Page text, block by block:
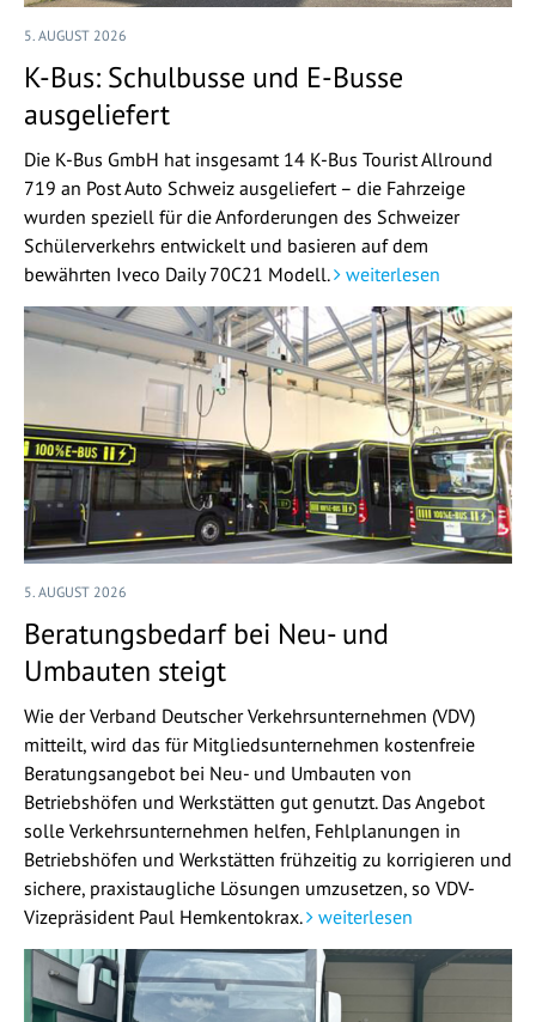
5. AUGUST 2026
K-Bus: Schulbusse und E-Busse
ausgeliefert
Die K-Bus GmbH hat insgesamt 14 K-Bus Tourist Allround
719 an Post Auto Schweiz ausgeliefert – die Fahrzeige
wurden speziell für die Anforderungen des Schweizer
Schülerverkehrs entwickelt und basieren auf dem
bewährten Iveco Daily 70C21 Modell.
weiterlesen
5. AUGUST 2026
Beratungsbedarf bei Neu- und
Umbauten steigt
Wie der Verband Deutscher Verkehrsunternehmen (VDV)
mitteilt, wird das für Mitgliedsunternehmen kostenfreie
Beratungsangebot bei Neu- und Umbauten von
Betriebshöfen und Werkstätten gut genutzt. Das Angebot
solle Verkehrsunternehmen helfen, Fehlplanungen in
Betriebshöfen und Werkstätten frühzeitig zu korrigieren und
sichere, praxistaugliche Lösungen umzusetzen, so VDV-
Vizepräsident Paul Hemkentokrax.
weiterlesen